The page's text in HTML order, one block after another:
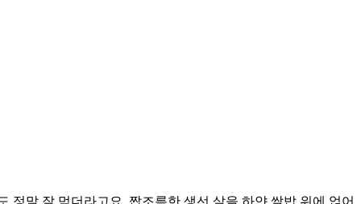
정말 잘 먹더라고요. 짭조름한 생선 살을 하얀 쌀밥 위에 얹어